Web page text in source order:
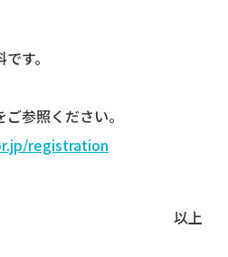
す。
参照ください。
registration
以上